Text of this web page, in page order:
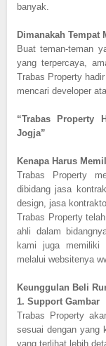
banyak.
Dimanakah Tempat
Buat teman-teman
yang terpercaya,
Trabas Property
mencari developer
“Trabas Property
Jogja”
Kenapa Harus
Trabas Property
dibidang jasa
design, jasa
Trabas Property
ahli dalam
kami juga memiliki
melalui websitenya
Keunggulan Beli
1. Support Gambar
Trabas Property
sesuai dengan yang
yang terlihat lebih